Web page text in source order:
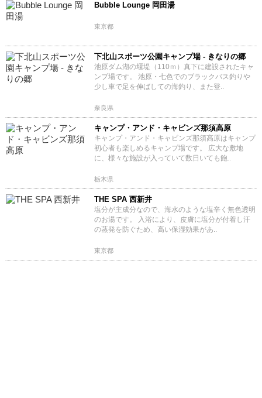
Bubble Lounge 岡田湯
東京都
下北山スポーツ公園キャンプ場 - きなりの郷
池原ダム湖の堰堤（110ｍ）真下に建設されたキャ
ンプ場です。 池原・七色でのブラックバス釣りや
少し車で足を伸ばしての海釣り、また登..
奈良県
キャンプ・アンド・キャビンズ那須高原
キャンプ・アンド・キャビンズ那須高原はキャンプ
初心者も楽しめるキャンプ場です。 広大な敷地
に、様々な施設が入っていて数日いても飽..
栃木県
THE SPA 西新井
塩分が主成分なので、海水のような塩辛く無色透明
のお湯です。 入浴により、皮膚に塩分が付着し汗
の蒸発を防ぐため、高い保湿効果があ..
東京都